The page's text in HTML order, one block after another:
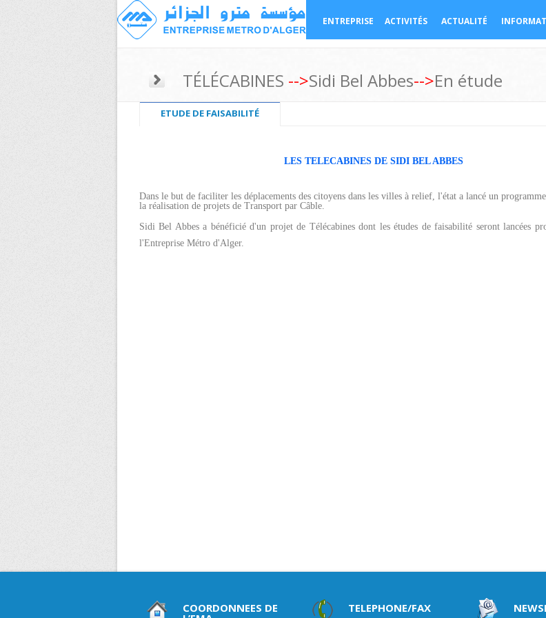
ENTREPRISE ACTIVITÉS ACTUALITÉ
TÉLÉCABINES -->Sidi Bel Abbes-->En étude
ETUDE DE FAISABILITÉ
LES TELECABINES DE SIDI BEL ABBES
Dans le but de faciliter les déplacements des citoyens dans les villes à relief, l'état a lancé un
la réalisation de projets de Transport par Câble.
Sidi Bel Abbes a bénéficié d'un projet de Télécabines dont les études de faisabilité seront lancées
l'Entreprise Métro d'Alger.
COORDONNEES DE TELEPHONE/FAX